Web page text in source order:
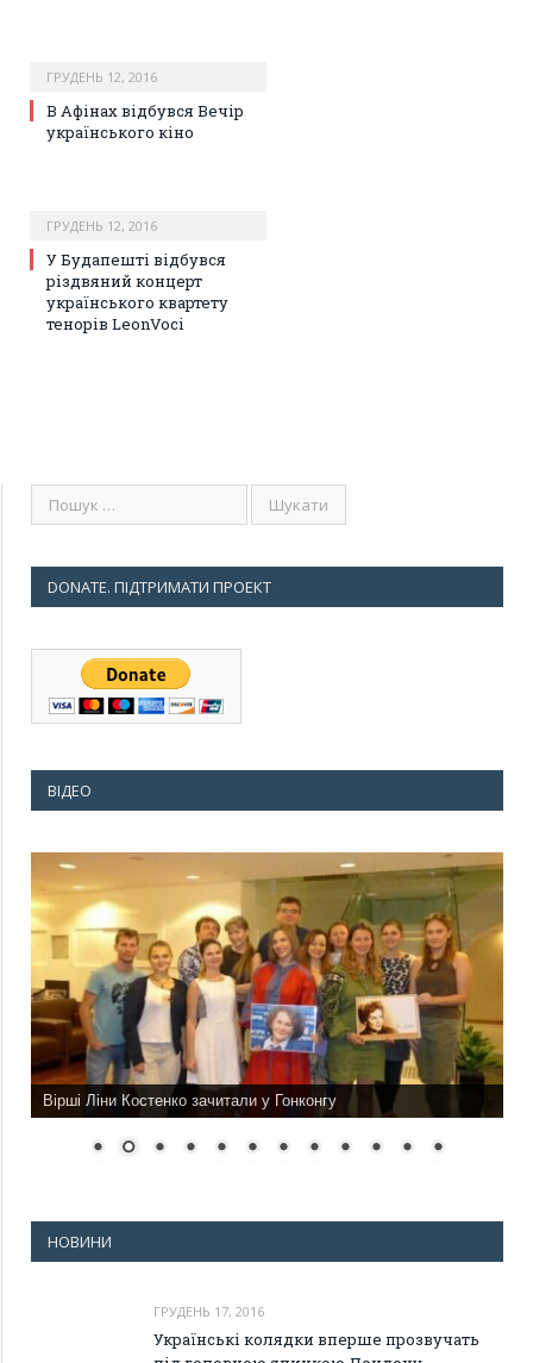
ГРУДЕНЬ 12, 2016
В Афінах відбувся Вечір
українського кіно
ГРУДЕНЬ 12, 2016
У Будапешті відбувся
різдвяний концерт
українського квартету
тенорів LeonVoci
DONATE. ПІДТРИМАТИ ПРОЕКТ
ВІДЕО
Вірші Ліни Костенко зачитали у Гонконгу
НОВИНИ
ГРУДЕНЬ 17, 2016
Українські колядки вперше прозвучать